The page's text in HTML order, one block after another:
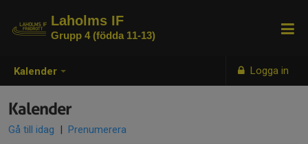
Kalender Logga in
Laholms IF
Grupp 4 (födda 11-13)
Kalender
Gå till idag | Prenumerera